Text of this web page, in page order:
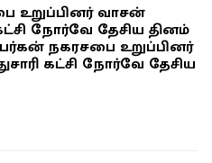
உறுப்பினர் வாசன்
நோர்வே தேசிய தினம்
நகரசபை உறுப்பினர்
கட்சி நோர்வே தேசிய